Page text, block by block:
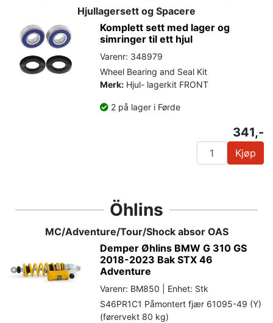
Hjullagersett og Spacere
Komplett sett med lager og
simringer til ett hjul
Varenr: 348979
Wheel Bearing and Seal Kit
Merk: Hjul- lagerkit FRONT
2 på lager i Førde
341,-
Kjøp
Öhlins
MC/Adventure/Tour/Shock absor OAS
Demper Øhlins BMW G 310 GS
2018-2023 Bak STX 46
Adventure
Varenr: BM850 | Enhet: Stk
S46PR1C1 Påmontert fjær 61095-49 (Y)
(førervekt 80 kg)